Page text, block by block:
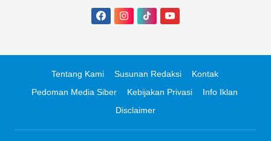
Tentang Kami Susunan Redaksi
Kontak
Pedoman Media Siber
Kebijakan Privasi
Info Iklan
Disclaimer